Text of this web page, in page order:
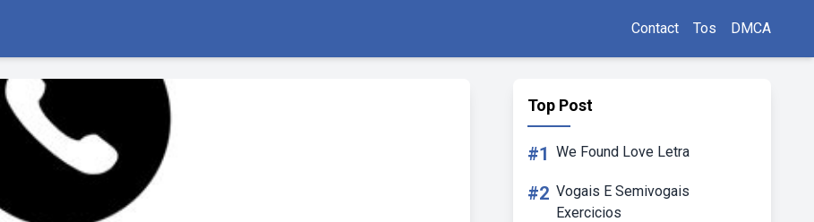
Contact Tos DMCA
Top Post
#1 We Found Love Letra
#2 Vogais E Semivogais
Exercicios